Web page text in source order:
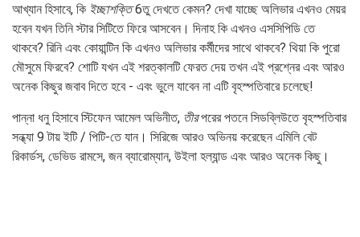
আখ্যান হিসাবে, কি ইচ্ছাশক্তি6তু দেখতে কেমন? দেখা যাচ্ছে অলিভার এখনও মেয়র
হবেন যখন তিনি স্টার সিটিতে ফিরে আসবেন। দিনাহ কি এখনও এসসিপিডি তে
থাকবে? রিনি এবং কোয়ান্টিন কি এখনও অলিভার কর্মীদের সাথে থাকবে? থিয়া কি পুরো
মৌসুমে ফিরবে? শোটি যখন এই শরত্কালটি ফেরত দেয় তখন এই প্রশ্নের এবং আরও
অনেক কিছুর জবাব দিতে হবে - এবং ভুলে যাবেন না এটি বৃহস্পতিবারে চলেছে!
পান্না ধনু হিসাবে স্টিফেন আমেল অভিনীত, তীরপরের পতনে সিডব্লিউতে বৃহস্পতিবার
সন্ধ্যা 9 টায় ইটি / পিটি-তে যান। সিরিজে আরও অভিনয় করেছেন এমিলি বেট
রিকার্ডস, ডেভিড রামসে, জন ব্যারোম্যান, উইলা হল্যান্ড এবং আরও অনেক কিছু।